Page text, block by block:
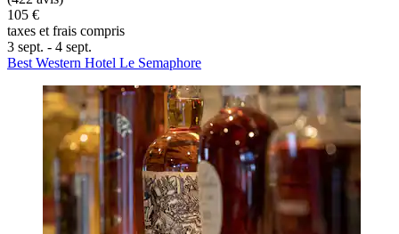
105 €
taxes et frais compris
3 sept. - 4 sept.
Best Western Hotel Le Semaphore